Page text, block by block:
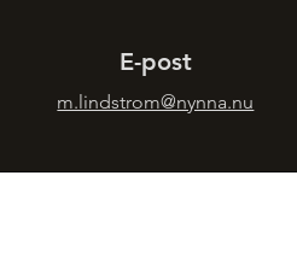
E-post
m.lindstrom@nynna.nu